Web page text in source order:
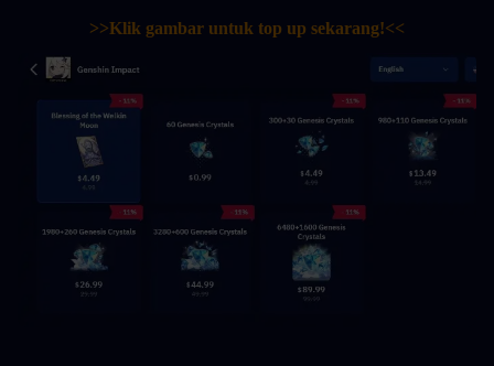
>>Klik gambar untuk top up sekarang!<<